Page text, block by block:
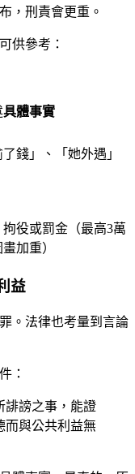
，刑責會更重。
供參考：
具體事實
錢」、「她外遇」
役或罰金（最高3萬
加重）
益
。法律也考量到言論
：
誹謗之事，能證
而與公共利益無